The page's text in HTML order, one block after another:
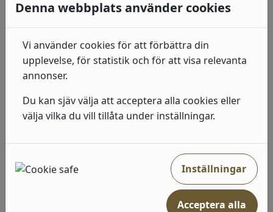
519kr I lager: 2-7 arbetsdagar
Linum 2
(LT10015) Brun, Linne
519kr I lager: 2-7 arbetsdagar
Linum 2
(LT10008) Grön, Linne
519kr I lager: 2-7 arbetsdagar
Linum 2
Denna webbplats använder cookies
Vi använder cookies för att förbättra din
upplevelse, för statistik och för att visa relevanta
annonser.
Du kan sjäv välja att acceptera alla cookies eller
välja vilka du vill tillåta under inställningar.
Inställningar
Acceptera alla